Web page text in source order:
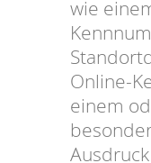
wie
Online-
einem